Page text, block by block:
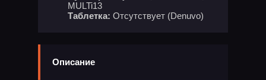
MULTi13
Таблетка: Отсутствует (Denuvo)
Описание